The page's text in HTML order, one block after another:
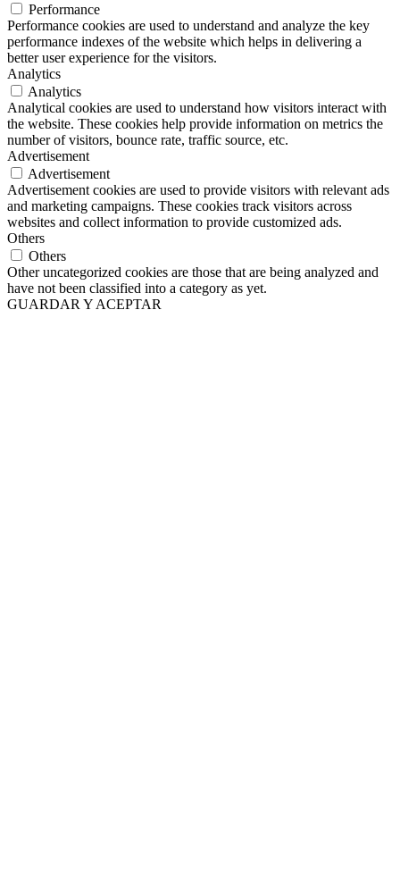
Performance
Performance cookies are used to understand and analyze the key
performance indexes of the website which helps in delivering a
better user experience for the visitors.
Analytics
Analytics
Analytical cookies are used to understand how visitors interact with
the website. These cookies help provide information on metrics the
number of visitors, bounce rate, traffic source, etc.
Advertisement
Advertisement
Advertisement cookies are used to provide visitors with relevant ads
and marketing campaigns. These cookies track visitors across
websites and collect information to provide customized ads.
Others
Others
Other uncategorized cookies are those that are being analyzed and
have not been classified into a category as yet.
GUARDAR Y ACEPTAR